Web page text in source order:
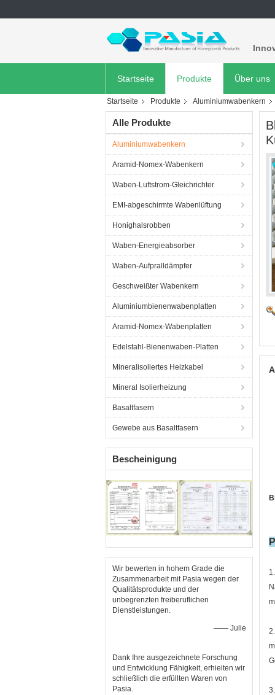
Startseite Produkte Über uns
Startseite Produkte Aluminiumwabenkern
Alle Produkte
Aluminiumwabenkern
Aramid-Nomex-Wabenkern
Waben-Luftstrom-Gleichrichter
EMI-abgeschirmte Wabenlüftung
Honighalsrobben
Waben-Energieabsorber
Waben-Aufpralldämpfer
Geschweißter Wabenkern
Aluminiumbienenwabenplatten
Aramid-Nomex-Wabenplatten
Edelstahl-Bienenwaben-Platten
Mineralisoliertes Heizkabel
Mineral Isolierheizung
Basaltfasern
Gewebe aus Basaltfasern
Bescheinigung
Wir bewerten in hohem Grade die
Zusammenarbeit mit Pasia wegen der
Qualitätsprodukte und der
unbegrenzten freiberuflichen
Dienstleistungen.
—— Julie
Dank Ihre ausgezeichnete Forschung
und Entwicklung Fähigkeit, erhielten wir
schließlich die erfüllten Waren von
Pasia.